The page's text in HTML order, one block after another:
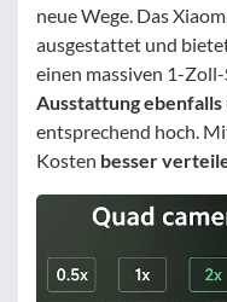
neue Wege. Das
ausgestattet und
einen massiven 1-
Ausstattung
entsprechend hoch.
Kosten besser